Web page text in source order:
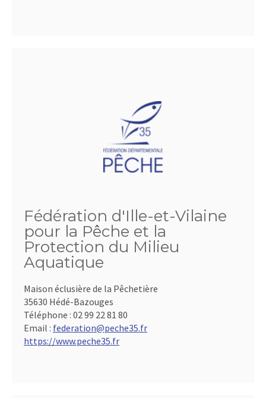
Fédération d'Ille-et-Vilaine
pour la Pêche et la
Protection du Milieu
Aquatique
Maison éclusière de la Pêchetière
35630 Hédé-Bazouges
Téléphone : 02 99 22 81 80
Email : federation@peche35.fr
https://www.peche35.fr